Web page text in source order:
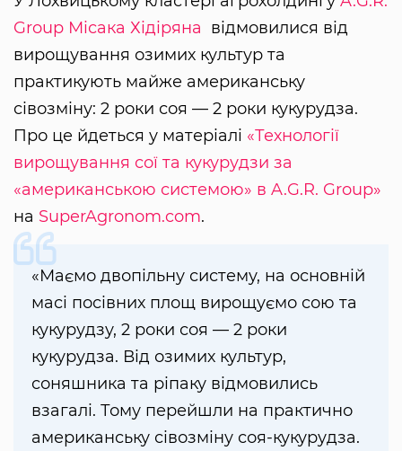
Group Місака Хідіряна відмовилися від
вирощування озимих культур та
практикують майже американську
сівозміну: 2 роки соя — 2 роки кукурудза.
Про це йдеться у матеріалі «Технології
вирощування сої та кукурудзи за
«американською системою» в A.G.R. Group»
на SuperAgronom.com.
«Маємо двопільну систему, на основній
масі посівних площ вирощуємо сою та
кукурудзу, 2 роки соя — 2 роки
кукурудза. Від озимих культур,
соняшника та ріпаку відмовились
взагалі. Тому перейшли на практично
американську сівозміну соя-кукурудза.